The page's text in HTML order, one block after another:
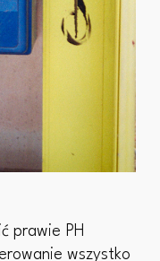
prawie PH
wszystko